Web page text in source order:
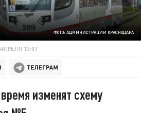
ФОТО: АДМИНИСТРАЦИИ КРАСНОДАРА
АПРЕЛЯ 13:07
изменят схему